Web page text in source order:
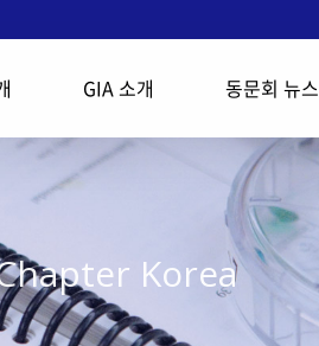
GIA 소개 동문회 뉴스
Korea